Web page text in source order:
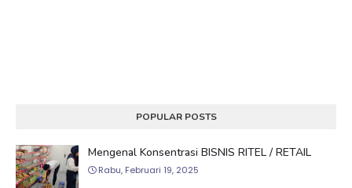
POPULAR POSTS
Mengenal Konsentrasi BISNIS RITEL / RETAIL
Rabu, Februari 19, 2025